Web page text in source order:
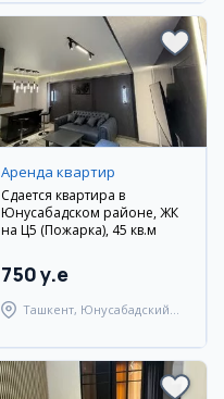
Аренда квартир
Сдается квартира в
Юнусабадском районе, ЖК
на Ц5 (Пожарка), 45 кв.м
750 y.e
Ташкент, Юнусабадский